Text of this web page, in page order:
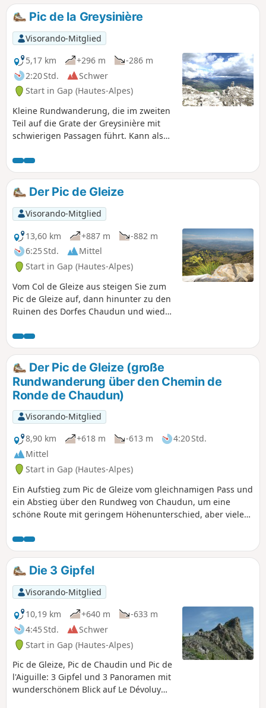
Pic de la Greysinière
Visorando-Mitglied
5,17 km
+296 m
-286 m
2:20 Std.
Schwer
Start in Gap (Hautes-Alpes)
Kleine Rundwanderung, die im zweiten
Teil auf die Grate der Greysinière mit
schwierigen Passagen führt. Kann als
Wanderung vom Parkplatz Col de Gleize
aus unternommen werden.
Der Pic de Gleize
Visorando-Mitglied
13,60 km
+887 m
-882 m
6:25 Std.
Mittel
Start in Gap (Hautes-Alpes)
Vom Col de Gleize aus steigen Sie zum
Pic de Gleize auf, dann hinunter zu den
Ruinen des Dorfes Chaudun und wieder
Der Pic de Gleize (große
Rundwanderung über den Chemin de
Ronde de Chaudun)
Visorando-Mitglied
8,90 km
+618 m -613 m
4:20 Std.
Mittel
Start in Gap (Hautes-Alpes)
Ein Aufstieg zum Pic de Gleize vom gleichnamigen Pass und
ein Abstieg über den Rundweg von Chaudun, um eine
schöne Route mit geringem Höhenunterschied, aber vielen
Die 3 Gipfel
Visorando-Mitglied
10,19 km
+640 m
-633 m
4:45 Std.
Schwer
Start in Gap (Hautes-Alpes)
Pic de Gleize, Pic de Chaudin und Pic de
l'Aiguille: 3 Gipfel und 3 Panoramen mit
wunderschönem Blick auf Le Dévoluy